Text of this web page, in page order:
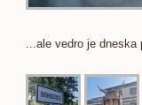
...ale vedro je